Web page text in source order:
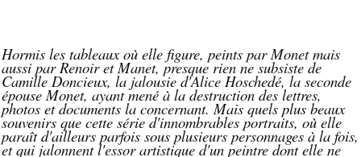
Hormis les tableaux où elle figure, peints par Monet mais
aussi par Renoir et Manet, presque rien ne subsiste de
Camille Doncieux, la jalousie d'Alice Hoschedé, la seconde
épouse Monet, ayant mené à la destruction des lettres,
photos et documents la concernant. Mais quels plus beaux
souvenirs que cette série d'innombrables portraits, où elle
paraît d'ailleurs parfois sous plusieurs personnages à la fois,
et qui jalonnent l'essor artistique d'un peintre dont elle ne